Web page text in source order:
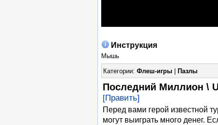
Инструкция
Мышь
Категории: Флеш-игры| Пазлы
Последний Миллион \
[Править]
Перед вами герой известной
могут выиграть много денег.